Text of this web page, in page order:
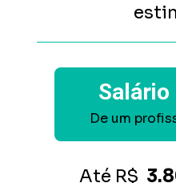
De um
Até R$